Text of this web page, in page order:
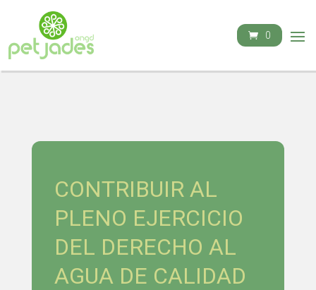
0
CONTRIBUIR AL
PLENO EJERCICIO
DEL DERECHO AL
AGUA DE CALIDAD